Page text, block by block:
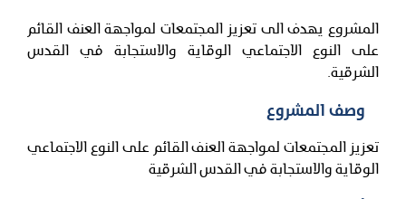
المشروع يهدف الى تعزيز المجتمعات لمواجهة العنف القائم
على النوع الاجتماعي الوقاية والاستجابة في القدس
الشرقية.
وصف المشروع
تعزيز المجتمعات لمواجهة العنف القائم على النوع الاجتماعي
الوقاية والاستجابة في القدس الشرقية